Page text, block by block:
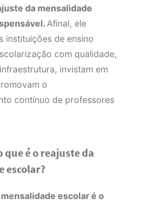
da mensalidade
Afinal, ele
instituições de ensino
com qualidade,
invistam em
o
contínuo de professores
que é o reajuste da
escolar?
escolar é o